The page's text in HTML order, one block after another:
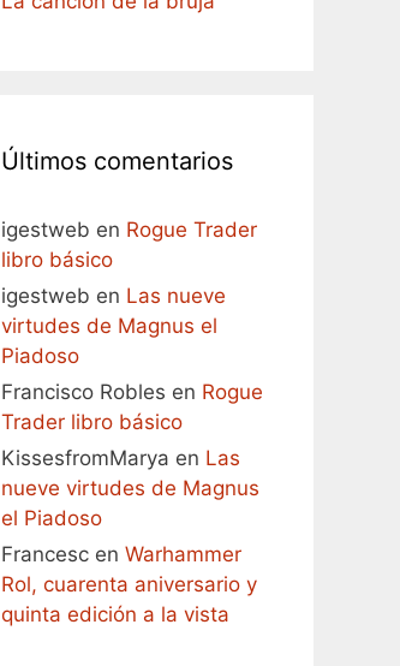
Últimos comentarios
igestweb en Rogue Trader
libro básico
igestweb en Las nueve
virtudes de Magnus el
Piadoso
Francisco Robles en Rogue
Trader libro básico
KissesfromMarya en Las
nueve virtudes de Magnus
el Piadoso
Francesc en Warhammer
Rol, cuarenta aniversario y
quinta edición a la vista